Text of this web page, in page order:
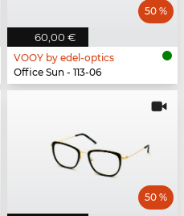
60,00 €
50 %
VOOY by edel-optics
Office Sun - 113-06
50 %